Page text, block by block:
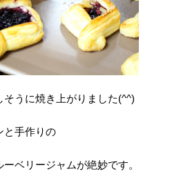
そうに焼き上がりました(^^)
と手作りの
ベリージャムが絶妙です。